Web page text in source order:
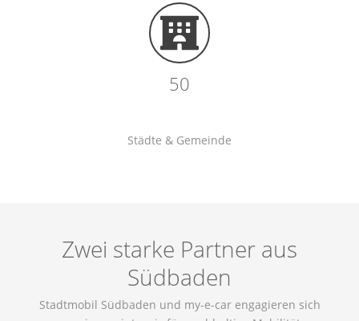
50
Städte & Gemeinde
Zwei starke Partner aus
Südbaden
Stadtmobil Südbaden und my-e-car engagieren sich